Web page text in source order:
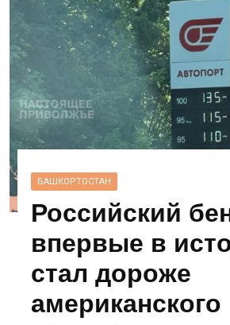
БАШКОРТОСТАН
Российский
впервые в
стал дороже
американского